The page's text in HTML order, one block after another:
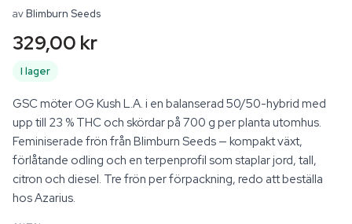
avBlimburn Seeds
329,00 kr
I lager
GSC möter OG Kush L.A. i en balanserad 50/50-hybrid med
upp till 23 % THC och skördar på 700 g per planta utomhus.
Feminiserade frön från Blimburn Seeds — kompakt växt,
förlåtande odling och en terpenprofil som staplar jord, tall,
citron och diesel. Tre frön per förpackning, redo att beställa
hos Azarius.